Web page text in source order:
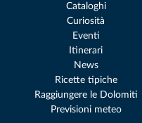
Cataloghi
Curiosità
Eventi
Itinerari
News
Ricette tipiche
Raggiungere le Dolomiti
Previsioni meteo